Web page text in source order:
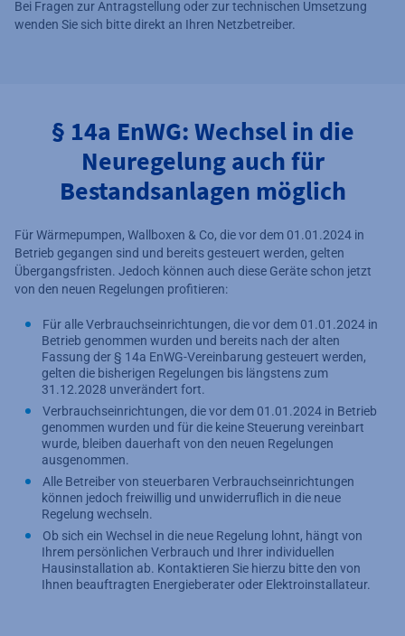
Bei Fragen zur Antragstellung oder zur technischen Umsetzung
wenden Sie sich bitte direkt an Ihren Netzbetreiber.
§ 14a EnWG: Wechsel in die
Neuregelung auch für
Bestandsanlagen möglich
Für Wärmepumpen, Wallboxen & Co, die vor dem 01.01.2024 in
Betrieb gegangen sind und bereits gesteuert werden, gelten
Übergangsfristen. Jedoch können auch diese Geräte schon jetzt
von den neuen Regelungen profitieren:
Für alle Verbrauchseinrichtungen, die vor dem 01.01.2024 in
Betrieb genommen wurden und bereits nach der alten
Fassung der § 14a EnWG-Vereinbarung gesteuert werden,
gelten die bisherigen Regelungen bis längstens zum
31.12.2028 unverändert fort.
Verbrauchseinrichtungen, die vor dem 01.01.2024 in Betrieb
genommen wurden und für die keine Steuerung vereinbart
wurde, bleiben dauerhaft von den neuen Regelungen
ausgenommen.
Alle Betreiber von steuerbaren Verbrauchseinrichtungen
können jedoch freiwillig und unwiderruflich in die neue
Regelung wechseln.
Ob sich ein Wechsel in die neue Regelung lohnt, hängt von
Ihrem persönlichen Verbrauch und Ihrer individuellen
Hausinstallation ab. Kontaktieren Sie hierzu bitte den von
Ihnen beauftragten Energieberater oder Elektroinstallateur.